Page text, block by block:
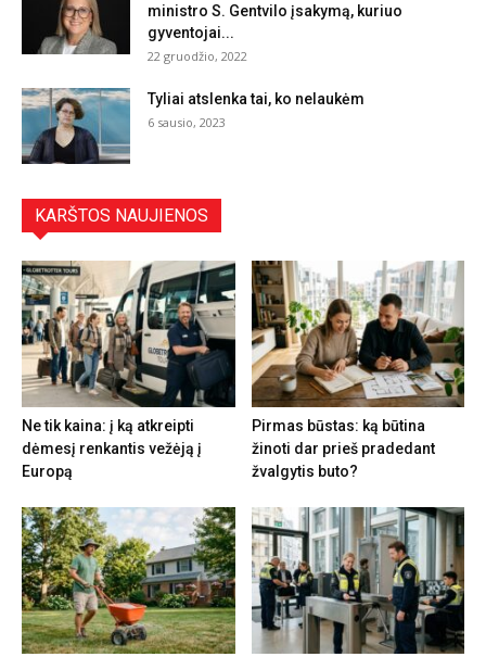
ministro S. Gentvilo įsakymą, kuriuo
gyventojai...
22 gruodžio, 2022
Tyliai atslenka tai, ko nelaukėm
6 sausio, 2023
KARŠTOS NAUJIENOS
Ne tik kaina: į ką atkreipti
dėmesį renkantis vežėją į
Europą
Pirmas būstas: ką būtina
žinoti dar prieš pradedant
žvalgytis buto?